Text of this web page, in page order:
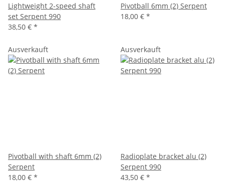
Lightweight 2-speed shaft
set Serpent 990
38,50 € *
Pivotball 6mm (2) Serpent
18,00 € *
Ausverkauft
Pivotball with shaft 6mm (2)
Serpent
18,00 € *
Ausverkauft
Radioplate bracket alu (2)
Serpent 990
43,50 € *